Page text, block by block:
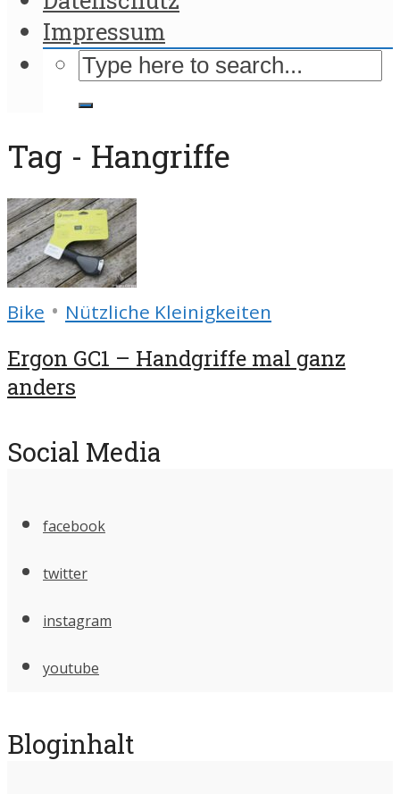
Impressum
Tag - Hangriffe
Bike • Nützliche Kleinigkeiten
Ergon GC1 – Handgriffe mal ganz
anders
Social Media
facebook
twitter
instagram
youtube
Bloginhalt